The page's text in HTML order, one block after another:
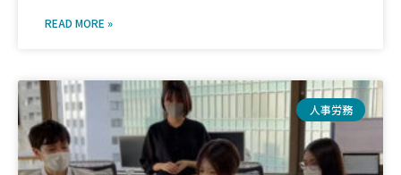
READ MORE »
人事労務